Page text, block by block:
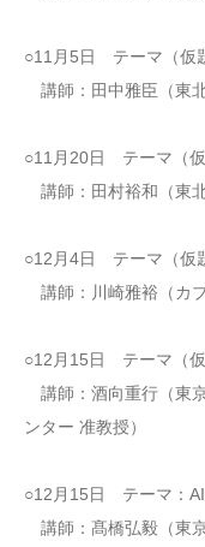
○11月5日 テーマ（仮
講師：田中雅臣（東北
○11月20日 テーマ（
講師：田村裕和（東
○12月4日 テーマ（仮
講師：川崎雅裕（カ
○12月15日 テーマ（
講師：酒向重行（東
ンター 准教授）
○12月15日 テーマ：
講師：髙橋弘毅（東